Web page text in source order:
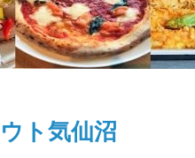
ト気仙沼